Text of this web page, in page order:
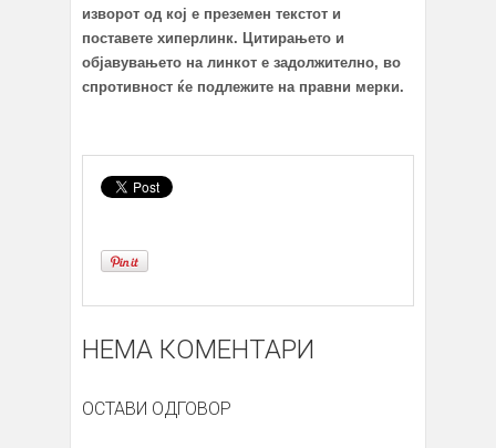
изворот од кој е преземен текстот и
поставете хиперлинк. Цитирањето и
објавувањето на линкот е задолжително, во
спротивност ќе подлежите на правни мерки.
НЕМА КОМЕНТАРИ
ОСТАВИ ОДГОВОР